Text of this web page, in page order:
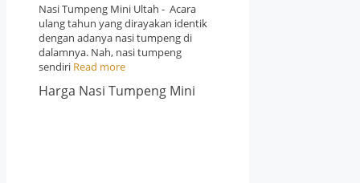
Nasi Tumpeng Mini Ultah - Acara
ulang tahun yang dirayakan identik
dengan adanya nasi tumpeng di
dalamnya. Nah, nasi tumpeng
sendiri Read more
Harga Nasi Tumpeng Mini